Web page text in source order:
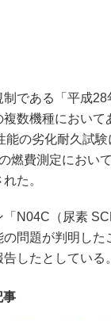
である「平成28
数機種におい
の劣化耐久試
燃費測定におい
た。
N04C（尿素
問題が判明し
したとしている。
事